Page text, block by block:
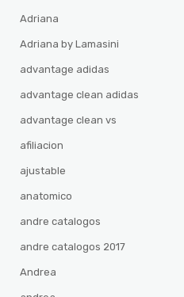
Adriana
Adriana by Lamasini
advantage adidas
advantage clean adidas
advantage clean vs
afiliacion
ajustable
anatomico
andre catalogos
andre catalogos 2017
Andrea